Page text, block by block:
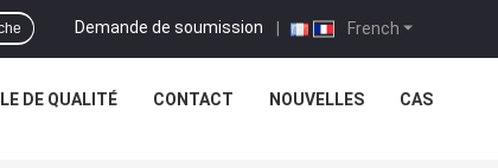
French
Demande de soumission |
DE QUALITÉ CONTACT NOUVELLES CAS